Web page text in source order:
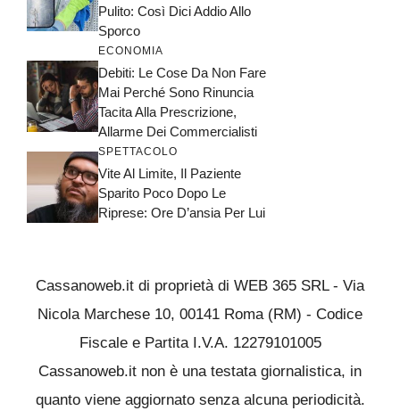
Pulito: Così Dici Addio Allo
Sporco
ECONOMIA
Debiti: Le Cose Da Non Fare
Mai Perché Sono Rinuncia
Tacita Alla Prescrizione,
Allarme Dei Commercialisti
SPETTACOLO
Vite Al Limite, Il Paziente
Sparito Poco Dopo Le
Riprese: Ore D’ansia Per Lui
Cassanoweb.it di proprietà di WEB 365 SRL - Via
Nicola Marchese 10, 00141 Roma (RM) - Codice
Fiscale e Partita I.V.A. 12279101005
Cassanoweb.it non è una testata giornalistica, in
quanto viene aggiornato senza alcuna periodicità.